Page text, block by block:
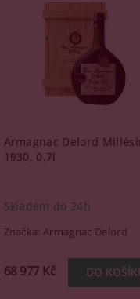
Armagnac Delord
1930, 0,7l
Skladem do 24h
Značka: Armagnac Delord
68 977 Kč